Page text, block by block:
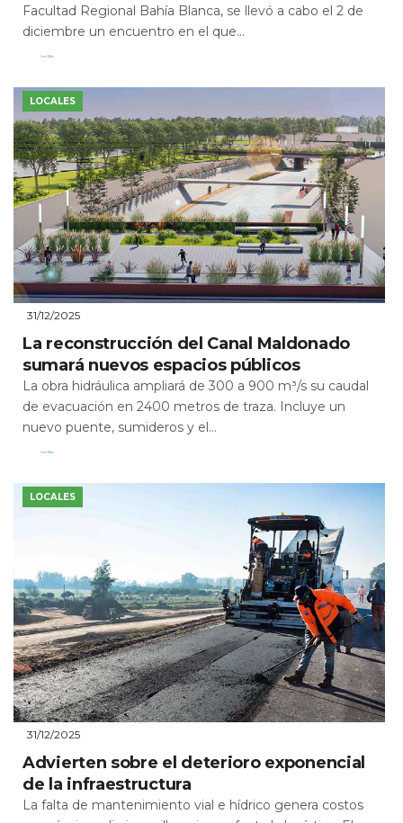
Facultad Regional Bahía Blanca, se llevó a cabo el 2 de
diciembre un encuentro en el que...
Leer Más
LOCALES
31/12/2025
La reconstrucción del Canal Maldonado
sumará nuevos espacios públicos
La obra hidráulica ampliará de 300 a 900 m³/s su caudal
de evacuación en 2400 metros de traza. Incluye un
nuevo puente, sumideros y el...
Leer Más
LOCALES
31/12/2025
Advierten sobre el deterioro exponencial
de la infraestructura
La falta de mantenimiento vial e hídrico genera costos